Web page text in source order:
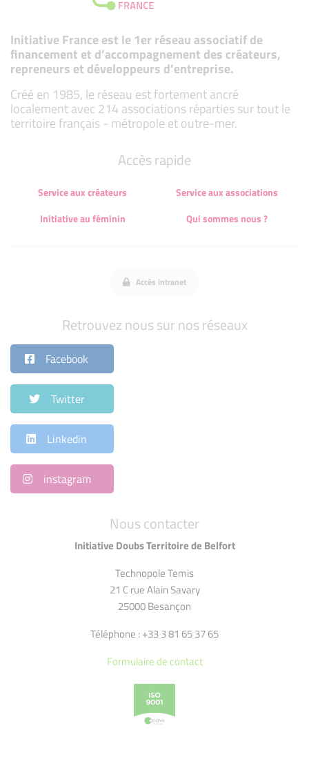
Initiative France est le 1er réseau associatif de
financement et d’accompagnement des créateurs,
repreneurs et développeurs d’entreprise.
Créé en 1985, le réseau est fortement ancré
localement avec 214 associations réparties sur tout le
territoire français - métropole et outre-mer.
Nous contacter
Initiative Doubs Territoire de Belfort
Technopole Temis
21 C rue Alain Savary
25000 Besançon
Téléphone : +33 3 81 65 37 65
Formulaire de contact
Accès rapide
Service aux créateurs
Service aux associations
Initiative au féminin
Qui sommes nous ?
Accès intranet
Retrouvez nous sur nos réseaux
Facebook
Twitter
Linkedin
instagram